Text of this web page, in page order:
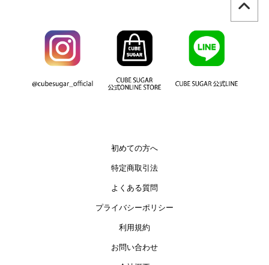
初めての方へ
特定商取引法
よくある質問
プライバシーポリシー
利用規約
お問い合わせ